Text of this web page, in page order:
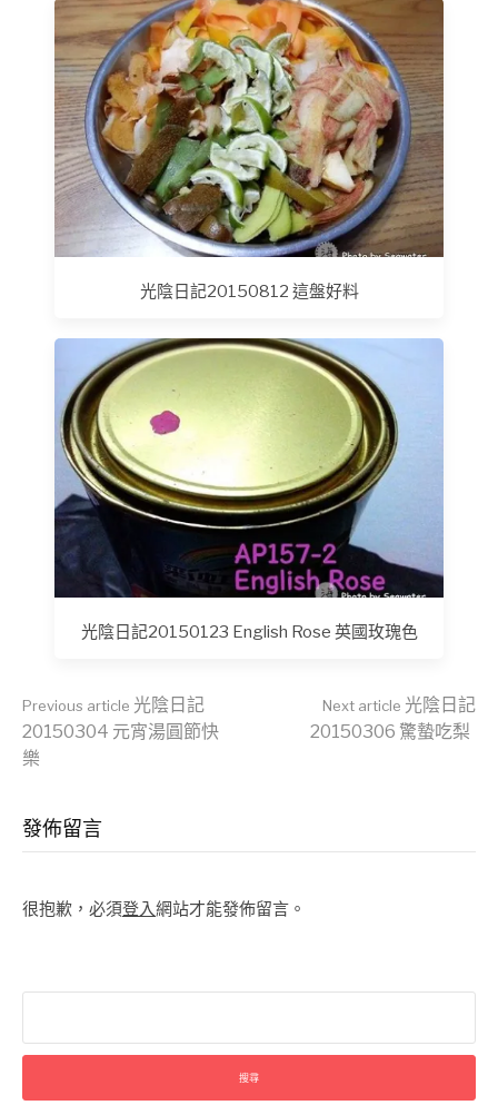
光陰日記20150812 這盤好料
光陰日記20150123 English Rose 英國玫瑰色
Continue
Reading
Previous article 光陰日記
20150304 元宵湯圓節快
樂
Next article 光陰日記
20150306 驚蟄吃梨
發佈留言
很抱歉，必須登入網站才能發佈留言。
關
字: